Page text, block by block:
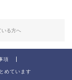
いる方へ
項
めています